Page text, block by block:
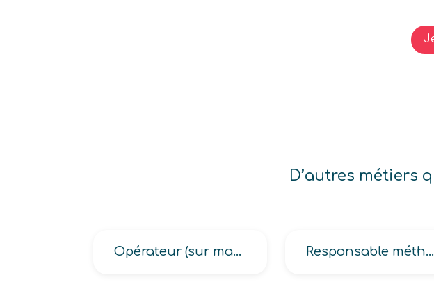
D’autres métiers
Opérateur (sur machine de formage des matières plastiques et des caoutchoucs, sur machine de mise en forme du caoutchouc) Responsable méthodes outillages en industrie, méthodes-industrialisation, procédés en méthodes-industrialisation